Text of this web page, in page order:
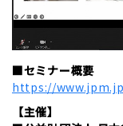
■セミナー概要
https://
【主催】